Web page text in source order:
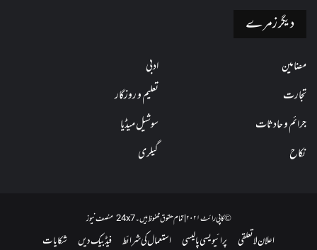
دیگر زمرے
مضامین
ادبی
تجارت
تعلیم و روزگار
جرائم و حادثات
سوشیل میڈیا
نکاح
گیلری
© کاپی رائٹ ۲۰۲۱ | تمام حقوق محفوظ ہیں۔ 24x7 منصف نیوز
اعلان لاتعلقی پرائیویسی پالیسی استعمال کی شرائط فیڈبیک دیں شکایات